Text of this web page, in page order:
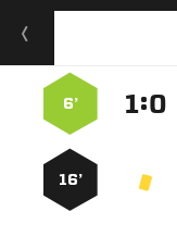
:
6’
16’